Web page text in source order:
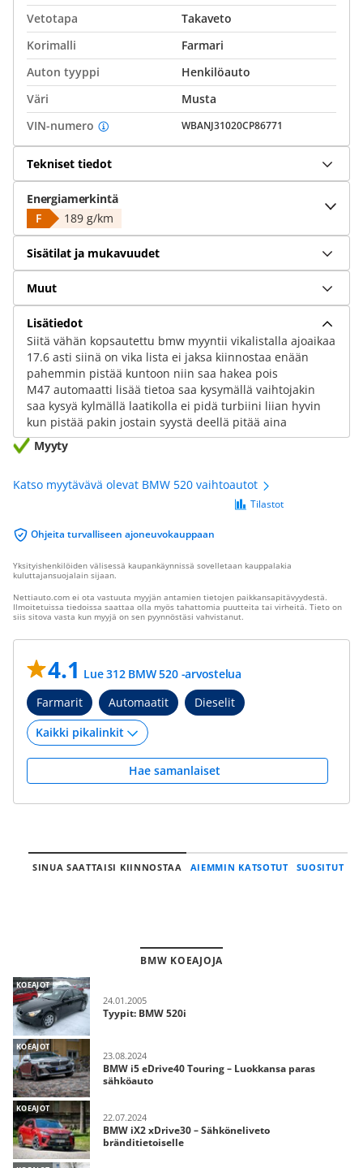
Vetotapa
Takaveto
Korimalli
Farmari
Auton tyyppi
Henkilöauto
Väri
Musta
VIN-numero
WBANJ31020CP86771
Tekniset tiedot
Energiamerkintä
F
189 g/km
Sisätilat ja mukavuudet
Muut
Lisätiedot
Siitä vähän kopsautettu bmw myyntii vikalistalla ajoaikaa
17.6 asti siinä on vika lista ei jaksa kiinnostaa enään
pahemmin pistää kuntoon niin saa hakea pois
M47 automaatti lisää tietoa saa kysymällä vaihtojakin
saa kysyä kylmällä laatikolla ei pidä turbiini liian hyvin
kun pistää pakin jostain syystä deellä pitää aina
Myyty
Katso myytävävä olevat BMW 520 vaihtoautot
Ohjeita turvalliseen ajoneuvokauppaan
Tilastot
Yksityishenkilöiden välisessä kaupankäynnissä sovelletaan kauppalakia
kuluttajansuojalain sijaan.
Nettiauto.com ei ota vastuuta myyjän antamien tietojen paikkansapitävyydestä.
Ilmoitetuissa tiedoissa saattaa olla myös tahattomia puutteita tai virheitä. Tieto on
siis sitova vasta kun myyjä on sen pyynnöstäsi vahvistanut.
4.1 Lue 312 BMW 520 -arvostelua
Farmarit
Automaatit Dieselit
Hae samanlaiset
SINUA SAATTAISI KIINNOSTAA AIEMMIN KATSOTUT SUOSITUT
BMW KOEAJOJA
KOEAJOT
24.01.2005
Tyypit: BMW 520i
KOEAJOT
23.08.2024
BMW i5 eDrive40 Touring – Luokkansa paras
sähköauto
KOEAJOT
22.07.2024
BMW iX2 xDrive30 – Sähköneliveto
bränditietoiselle